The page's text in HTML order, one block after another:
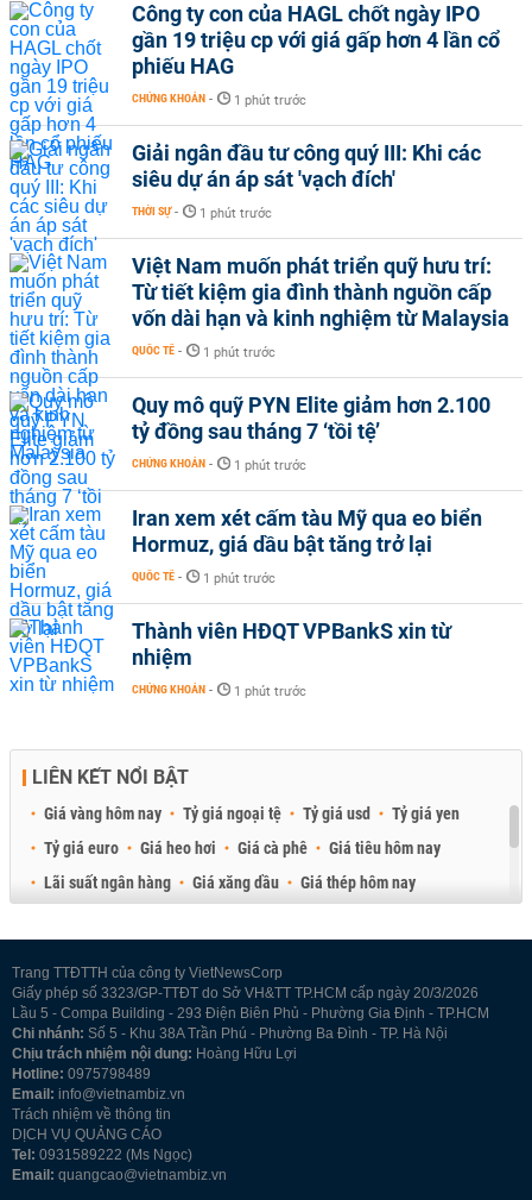
Công ty con của HAGL chốt ngày IPO
gần 19 triệu cp với giá gấp hơn 4 lần cổ
phiếu HAG
CHỨNG KHOÁN - 1 phút trước
Giải ngân đầu tư công quý III: Khi các
siêu dự án áp sát 'vạch đích'
THỜI SỰ - 1 phút trước
Việt Nam muốn phát triển quỹ hưu trí:
Từ tiết kiệm gia đình thành nguồn cấp
vốn dài hạn và kinh nghiệm từ Malaysia
QUỐC TẾ - 1 phút trước
Quy mô quỹ PYN Elite giảm hơn 2.100
tỷ đồng sau tháng 7 ‘tồi tệ’
CHỨNG KHOÁN - 1 phút trước
Iran xem xét cấm tàu Mỹ qua eo biển
Hormuz, giá dầu bật tăng trở lại
QUỐC TẾ - 1 phút trước
Thành viên HĐQT VPBankS xin từ
nhiệm
CHỨNG KHOÁN - 1 phút trước
LIÊN KẾT NỔI BẬT
Giá vàng hôm nay Tỷ giá ngoại tệ Tỷ giá usd
Tỷ giá yen
Tỷ giá euro
Giá heo hơi Giá cà phê
Giá tiêu hôm nay
Lãi suất ngân hàng
Giá xăng dầu
Giá thép hôm nay
Trang TTĐTTH của công ty VietNewsCorp
Giấy phép số 3323/GP-TTĐT do Sở VH&TT TP.HCM cấp ngày 20/3/2026
Lầu 5 - Compa Building - 293 Điện Biên Phủ - Phường Gia Định - TP.HCM
Chi nhánh: Số 5 - Khu 38A Trần Phú - Phường Ba Đình - TP. Hà Nội
Chịu trách nhiệm nội dung: Hoàng Hữu Lợi
Hotline: 0975798489
Email: info@vietnambiz.vn
Trách nhiệm về thông tin
DỊCH VỤ QUẢNG CÁO
Tel: 0931589222 (Ms Ngọc)
Email: quangcao@vietnambiz.vn